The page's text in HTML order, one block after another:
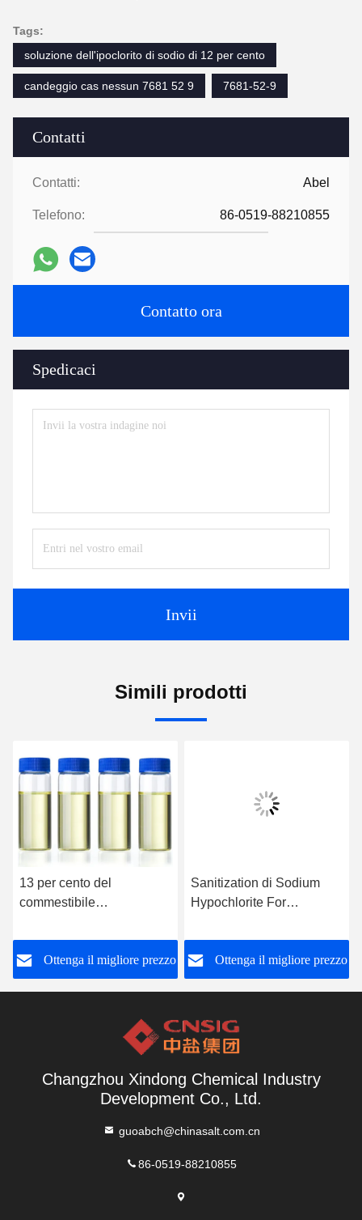
Contatti
Contatti: Abel
Telefono: 86-0519-88210855
Contatto ora
Spedicaci
Invii
Tags:
soluzione dell'ipoclorito di sodio di 12 per cento
candeggio cas nessun 7681 52 9 7681-52-9
Simili prodotti
13 per cento del
commestibile
7681 52 9
Ottenga il migliore prezzo
Sanitization di Sodium
Hypochlorite For
Ottenga il migliore prezzo
Changzhou Xindong Chemical Industry
Development Co., Ltd.
guoabch@chinasalt.com.cn
86-0519-88210855